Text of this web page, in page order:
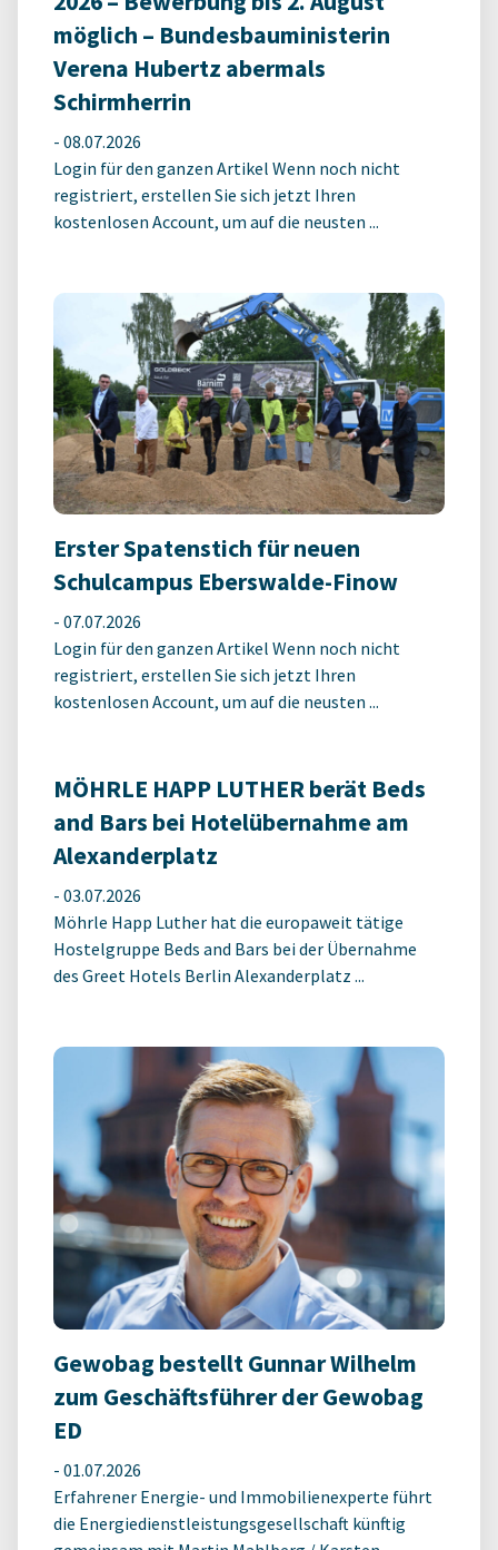
möglich – Bundesbauministerin
Verena Hubertz abermals
Schirmherrin
- 08.07.2026
Login für den ganzen Artikel Wenn noch nicht
registriert, erstellen Sie sich jetzt Ihren
kostenlosen Account, um auf die neusten ...
Erster Spatenstich für neuen
Schulcampus Eberswalde-Finow
- 07.07.2026
Login für den ganzen Artikel Wenn noch nicht
registriert, erstellen Sie sich jetzt Ihren
kostenlosen Account, um auf die neusten ...
MÖHRLE HAPP LUTHER berät Beds
and Bars bei Hotelübernahme am
Alexanderplatz
- 03.07.2026
Möhrle Happ Luther hat die europaweit tätige
Hostelgruppe Beds and Bars bei der Übernahme
des Greet Hotels Berlin Alexanderplatz ...
Gewobag bestellt Gunnar Wilhelm
zum Geschäftsführer der Gewobag
ED
- 01.07.2026
Erfahrener Energie- und Immobilienexperte führt
die Energiedienstleistungsgesellschaft künftig